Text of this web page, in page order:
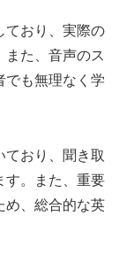
ており、実際の
また、音声のス
でも無理なく学
ており、聞き取
す。また、重要
め、総合的な英